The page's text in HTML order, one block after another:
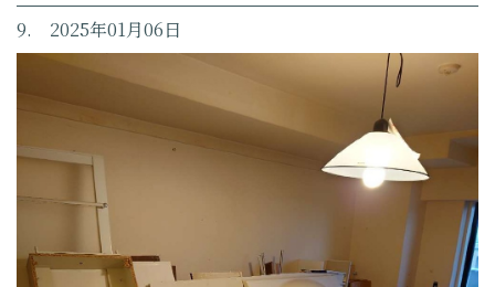
9. 2025年01月06日